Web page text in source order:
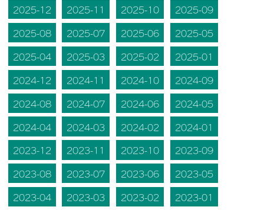
2025-12
2025-11 2025-10
2025-09
2025-08
2025-07 2025-06
2025-05
2025-04
2025-03 2025-02
2025-01
2024-12
2024-11 2024-10
2024-09
2024-08
2024-07 2024-06
2024-05
2024-04
2024-03 2024-02
2024-01
2023-12
2023-11 2023-10
2023-09
2023-08
2023-07 2023-06
2023-05
2023-04
2023-03 2023-02
2023-01